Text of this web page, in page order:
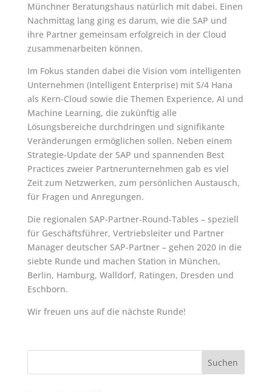
Münchner Beratungshaus natürlich mit dabei. Einen
Nachmittag lang ging es darum, wie die SAP und
ihre Partner gemeinsam erfolgreich in der Cloud
zusammenarbeiten können.
Im Fokus standen dabei die Vision vom intelligenten
Unternehmen (Intelligent Enterprise) mit S/4 Hana
als Kern-Cloud sowie die Themen Experience, AI und
Machine Learning, die zukünftig alle
Lösungsbereiche durchdringen und signifikante
Veränderungen ermöglichen sollen. Neben einem
Strategie-Update der SAP und spannenden Best
Practices zweier Partnerunternehmen gab es viel
Zeit zum Netzwerken, zum persönlichen Austausch,
für Fragen und Anregungen.
Die regionalen SAP-Partner-Round-Tables – speziell
für Geschäftsführer, Vertriebsleiter und Partner
Manager deutscher SAP-Partner – gehen 2020 in die
siebte Runde und machen Station in München,
Berlin, Hamburg, Walldorf, Ratingen, Dresden und
Eschborn.
Wir freuen uns auf die nächste Runde!